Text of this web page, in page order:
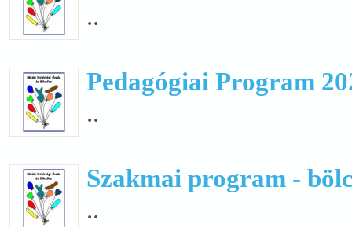
..
Pedagógiai Program
..
Szakmai program -
..